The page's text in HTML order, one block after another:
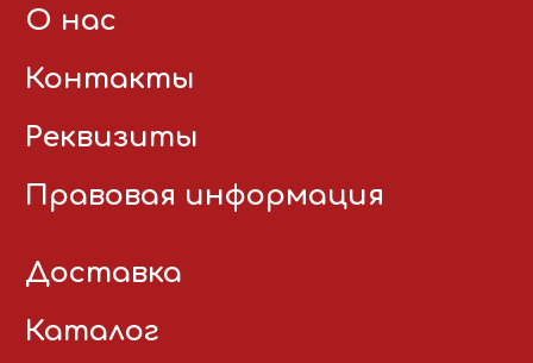
О нас
Контакты
Реквизиты
Правовая информация
Доставка
Каталог